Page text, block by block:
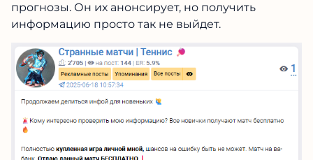
прогнозы. Он их анонсирует, но получить
информацию просто так не выйдет.